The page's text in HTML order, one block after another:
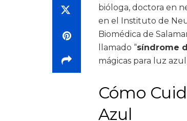
bióloga, doctora en
en el Instituto de
Biomédica de
llamado “síndrome
mágicas para luz
Cómo
Azul